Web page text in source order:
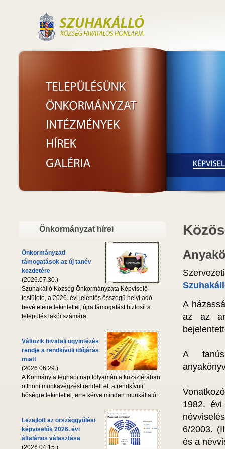
Önkormányzat hírei
Önkormányzati
támogatások az új tanév
kezdetére
(2026.07.30.)
Szuhakálló Község Önkormányzata Képviselő-
testülete, a 2026. évi jelentős összegű helyi adó
bevételeire tekintettel, újra támogatást biztosít a
település lakói számára.
Változik hivatali ügyintézés
rendje a rendkívüli időjárás
miatt
(2026.06.29.)
A Kormány a tegnapi nap folyamán a közszférában
otthoni munkavégzést rendelt el, a rendkívüli
hőségre tekintettel, erre kérve minden munkáltatót.
Lezajlott az országgyűlési
képviselők 2026. évi
általános választása
A
az az
A
1982.
6/2003.
és a